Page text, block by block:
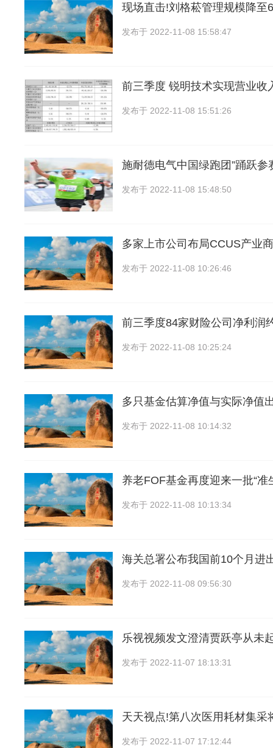
现场直击!刘格菘管理规模降至
发布于 2022-11-08 15:58:47
前三季度 锐明技术实现营业收
发布于 2022-11-08 15:51:26
施耐德电气中国绿跑团”踊跃参
发布于 2022-11-08 15:48:50
多家上市公司布局CCUS产业
发布于 2022-11-08 10:26:46
前三季度84家财险公司净利润
发布于 2022-11-08 10:25:24
多只基金估算净值与实际净值
发布于 2022-11-08 10:14:32
养老FOF基金再度迎来一批“准
发布于 2022-11-08 10:13:34
海关总署公布我国前10个月进
发布于 2022-11-08 09:56:30
乐视视频发文澄清贾跃亭从未
发布于 2022-11-07 18:13:31
天天视点!第八次医用耗材集采
发布于 2022-11-07 17:12:44